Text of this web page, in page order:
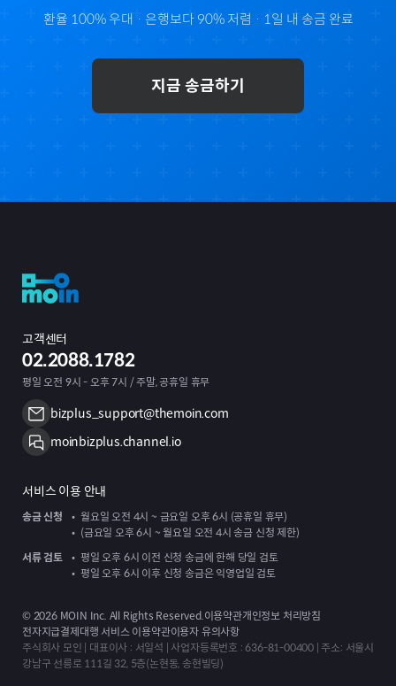
환율 100% 우대 · 은행보다 90% 저렴 · 1일 내 송금 완료
지금 송금하기
고객센터
02.2088.1782
평일 오전 9시 - 오후 7시 / 주말, 공휴일 휴무
bizplus_support@themoin.com
moinbizplus.channel.io
서비스 이용 안내
송금 신청
월요일 오전 4시 ~ 금요일 오후 6시 (공휴일 휴무)
(금요일 오후 6시 ~ 월요일 오전 4시 송금 신청 제한)
서류 검토
평일 오후 6시 이전 신청 송금에 한해 당일 검토
평일 오후 6시 이후 신청 송금은 익영업일 검토
© 2026MOIN Inc. All Rights Reserved.이용약관개인정보 처리방침
전자지급결제대행 서비스 이용약관이용자 유의사항
주식회사 모인 | 대표이사 : 서일석 | 사업자등록번호 : 636-81-00400 | 주소: 서울시
강남구 선릉로 111길 32, 5층(논현동, 송현빌딩)